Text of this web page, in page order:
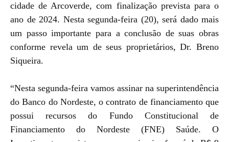
cidade de Arcoverde, com finalização prevista para o
ano de 2024. Nesta segunda-feira (20), será dado mais
um passo importante para a conclusão de suas obras
conforme revela um de seus proprietários, Dr. Breno
Siqueira.
“Nesta segunda-feira vamos assinar na superintendência
do Banco do Nordeste, o contrato de financiamento que
possui recursos do Fundo Constitucional de
Financiamento do Nordeste (FNE) Saúde. O